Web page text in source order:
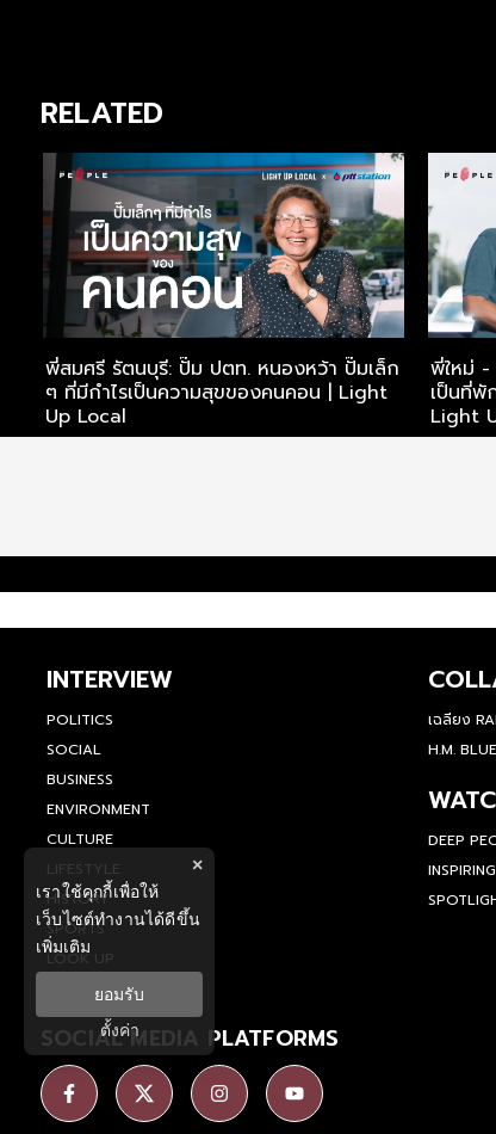
RELATED
พี่สมศรี รัตนบุรี: ปั๊ม ปตท. หนองหว้า ปั๊มเล็ก
ๆ ที่มีกำไรเป็นความสุขของคนคอน | Light
Up Local
พี่ใหม่
เป็นที่พั
Light
INTERVIEW
POLITICS
SOCIAL
BUSINESS
ENVIRONMENT
CULTURE
LIFESTYLE
HISTORY
SPORTS
LOOK UP
เฉลียง
H.M.
DEEP
SOCIAL MEDIA PLATFORMS
×
เราใช้คุกกี้เพื่อให้
เว็บไซต์ทำงานได้ดีขึ้น
เพิ่มเติม
ยอมรับ
ตั้งค่า